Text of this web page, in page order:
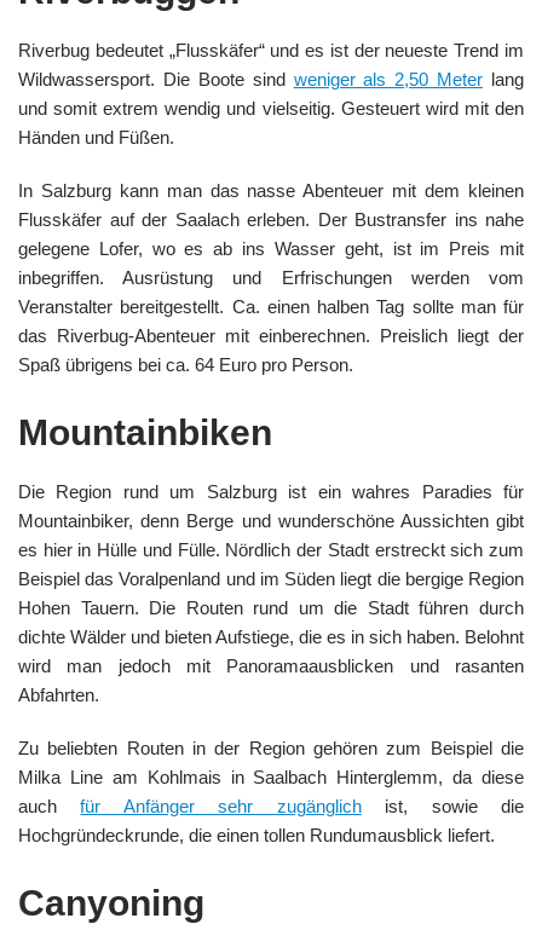
Riverbug bedeutet „Flusskäfer“ und es ist der neueste Trend im
Wildwassersport. Die Boote sind weniger als 2,50 Meter lang
und somit extrem wendig und vielseitig. Gesteuert wird mit den
Händen und Füßen.
In Salzburg kann man das nasse Abenteuer mit dem kleinen
Flusskäfer auf der Saalach erleben. Der Bustransfer ins nahe
gelegene Lofer, wo es ab ins Wasser geht, ist im Preis mit
inbegriffen. Ausrüstung und Erfrischungen werden vom
Veranstalter bereitgestellt. Ca. einen halben Tag sollte man für
das Riverbug-Abenteuer mit einberechnen. Preislich liegt der
Spaß übrigens bei ca. 64 Euro pro Person.
Mountainbiken
Die Region rund um Salzburg ist ein wahres Paradies für
Mountainbiker, denn Berge und wunderschöne Aussichten gibt
es hier in Hülle und Fülle. Nördlich der Stadt erstreckt sich zum
Beispiel das Voralpenland und im Süden liegt die bergige Region
Hohen Tauern. Die Routen rund um die Stadt führen durch
dichte Wälder und bieten Aufstiege, die es in sich haben. Belohnt
wird man jedoch mit Panoramaausblicken und rasanten
Abfahrten.
Zu beliebten Routen in der Region gehören zum Beispiel die
Milka Line am Kohlmais in Saalbach Hinterglemm, da diese
auchfür Anfänger sehr zugänglichist, sowie die
Hochgründeckrunde, die einen tollen Rundumausblick liefert.
Canyoning